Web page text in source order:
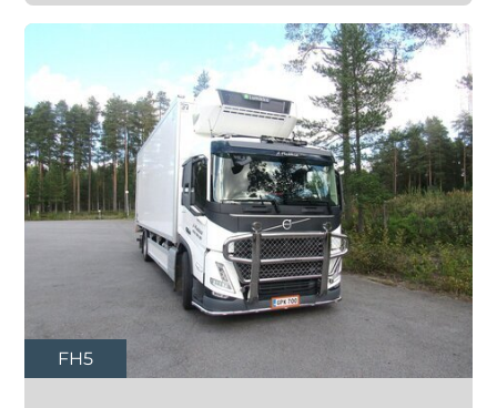
FH5